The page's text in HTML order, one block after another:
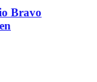
Bravo